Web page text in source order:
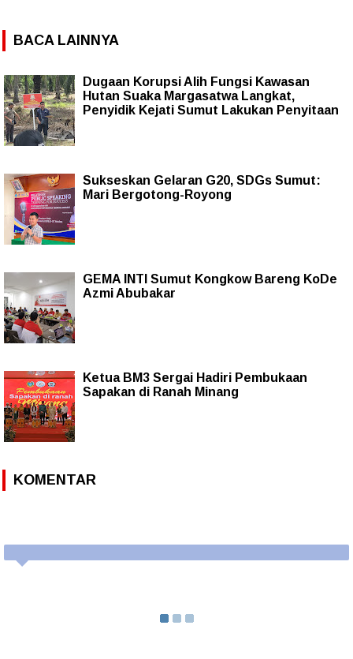
BACA LAINNYA
Dugaan Korupsi Alih Fungsi Kawasan
Hutan Suaka Margasatwa Langkat,
Penyidik Kejati Sumut Lakukan Penyitaan
Sukseskan Gelaran G20, SDGs Sumut:
Mari Bergotong-Royong
GEMA INTI Sumut Kongkow Bareng KoDe
Azmi Abubakar
Ketua BM3 Sergai Hadiri Pembukaan
Sapakan di Ranah Minang
KOMENTAR